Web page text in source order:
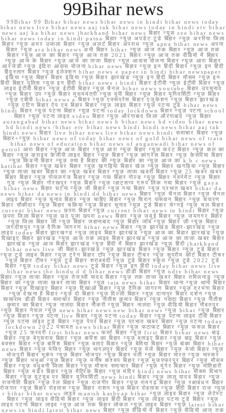
99Bihar news
99Bihar 99 Bihar bihar news bihar news in hindi bihar news today
bihar news live bihar news aaj tak bihar news today in hindi etv bihar
news aaj ka bihar news jharkhand bihar news बिहार न्यूस zee bihar news
bihar news today in hindi patna बिहार न्यूज़ अपडेट टुडे बिहार न्यूज़ अररिया जिला
बिहार न्यूज़ अमर उजाला बिहार न्यूज़ अलर्ट बिहार अपराध न्यूज़ apna bihar news अपना
बिहार न्यूज़ ara bihar news अभी बिहार bihar न्यूज़ आज तक बिहार न्यूज़ आज तक
बिहार न्यूज़ आज का बिहार न्यूज़ आज तक 2021 बिहार न्यूज़ आज तक वीडियो में बिहार
न्यूज़ आज के बिहार न्यूज़ आज का ताजा बिहार न्यूज़ आवास योजना बिहार न्यूज़ आरा बिहार
आरजेडी न्यूज़ इंदिरा आवास योजना bihar news बिहार न्यूज़ इन हिंदी बिहार न्यूज़ इन हिंदी
हिंदुस्तान बिहार न्यूज़ इलेक्शन bihar news e paper in hindi bihar newspaper
इंडिया न्यूज़ बिहार बिहार इंडिया न्यूज़ बिहार झारखंड न्यूज़ इन हिंदी बिहार मौसम न्यूज़ इन
हिंदी बिहार पुलिस न्यूज़ इन हिंदी bihar news i hindi बिहार ईटीवी न्यूज़ ईटीवी बिहार न्यूज़
लाइव ईटीवी बिहार न्यूज़ ईटीवी बिहार न्यूज़ चैनल bihar news youtube बिहार उपचुनाव
न्यूज़ बिहार उप न्यूज़ बिहार मुख्यमंत्री न्यूज़ यूपी बिहार न्यूज़ बिहार यूनिवर्सिटी न्यूज़ बिहार
न्यूज़ एबीपी bihar news a बिहार न्यूज़ एक्सप्रेस बिहार एजुकेशन न्यूज़ बिहार झारखंड
न्यूज़ एटिन बिहार ऐप एम बिहार बिहार न्यूज़ लाइव बिहार न्यूज़ पटना टुडे bihar news
hindi बिहार न्यूज़ पटना बिहार न्यूज़ पटना today lockdown बिहार न्यूज़ पटना school
बिहार न्यूज़ पटना लाइव video बिहार न्यूज़ औरंगाबाद जिला औरंगाबाद न्यूज़ बिहार
aurangabad bihar news bihar news h bihar news hd video bihar news
hd hindi news /bihar etv bihar news hindi hindi news bihar aaj tak
hindi news बिहार live bihar news live bihar news hindi समाचार बिहार न्यूज़
बिहार+न्यूज़ bihar news of today bihar news of gold bihar news of train
bihar news of education bihar news of anganwadi bihar news of
petrol आरा बिहार न्यूज़ आज बिहार न्यूज़ आरा न्यूज़ बिहार न्यूज़ करंट बिहार न्यूज़ कल का
बिहार न्यूज़ क्राइम केजीपी लाइव बिहार न्यूज़ बिहार न्यूज़ कांग्रेस बिहार न्यूज़ केसरिया बिहार
न्यूज़ किडनी बिहार न्यूज़ क्या है बिहार की न्यूज़ बिहार का न्यूज़ आज का k b c news
katihar बिहार न्यूज़ खबर बिहार न्यूज़ खगड़िया बिहार खेल न्यूज़ बिहार खगड़िया न्यूज़ बिहार
न्यूज़ ताजा खबर बिहार का न्यूज़ खबर बिहार न्यूज़ ताजा खबरी बिहार न्यूज़ 25 खबर खबर
बिहार बिहार न्यूज़ गोपालगंज बिहार न्यूज़ गया बिहार गोल्ड न्यूज़ बिहार गवर्नमेंट न्यूज़ बिहार
गुड न्यूज़ बिहार गोरखपुर न्यूज़ बिहार न्यूज़ व्हाट्सप्प ग्रुप लिंक गया बिहार न्यूज़ gaya
bihar news बिहार घटना न्यूज़ जी बिहार न्यूज़ गया बिहार न्यूज़ प्रभात खबर bihar da
news bihar da news in hindi dd bihar news बिहार न्यूज़ चैनल बिहार न्यूज़ चैनल
लाइव बिहार न्यूज़ चुनाव बिहार न्यूज़ चाहिए बिहार न्यूज़ चिराग पासवान बिहार न्यूज़ चंपारण
बिहार चौकीदार न्यूज़ बिहार चकिया न्यूज़ बिहार चुनाव न्यूज़ टुडे बिहार चेन्नई न्यूज़ चल बिहार
current bihar news छपरा बिहार न्यूज़ current bihar news in hindi बिहार न्यूज़
छपरा जिला बिहार न्यूज़ छठ पूजा छपरा news बिहार न्यूज़ जमुई बिहार न्यूज़ जयनगर बिहार
न्यूज़ जिला बिहार जी न्यूज़ बिहार जहानाबाद न्यूज़ बिहार जॉब न्यूज़ बिहार ज़ी न्यूज़ बिहार
जगदीशपुर न्यूज़ दैनिक जागरण bihar news बिहार न्यूज़ झारखंड बिहार-झारखंड न्यूज़
लाइव today बिहार झारखण्ड न्यूज़ लाइव बिहार झारखंड न्यूज़ आज का बिहार झारखंड न्यूज़
दिखाइए बिहार झारखंड न्यूज़ आज तक लाइव बिहार झारखंड न्यूज़ आज का ताजा खबर बिहार
झारखंड न्यूज़ आज बिहार झारखंड न्यूज़ हिंदी में बिहार झारखंड न्यूज़ हिंदी jharkhand
bihar news live जी बिहार-झारखंड न्यूज़ झारखंड बिहार न्यूज़ बिहार न्यूज़ टुडे बिहार
न्यूज़ टुडे लाइव बिहार न्यूज़ ट्रेन बिहार टॉप न्यूज़ बिहार टीचर न्यूज़ सुप्रीम कोर्ट बिहार टीचर
न्यूज़ बिहार टीचर न्यूज़ टुडे बिहार शराबबंदी न्यूज़ टुडे बिहार स्कूल न्यूज़ टुडे 2022 टुडे
बिहार न्यूज़ today bihar news टुडे बिहार न्यूज़ इन हिंदी today bihar news live
bihar news the hindu d d bihar news डीडी बिहार न्यूज़ ndtv bihar news
बिहार न्यूज़ ताजा बिहार न्यूज़ तेजस्वी यादव बिहार न्यूज़ तक ताजा खबर बिहार तमिलनाडु न्यूज़
बिहार का न्यूज़ ताजा खबर ताजा बिहार न्यूज़ taja news bihar बिहार थाना न्यूज़ थाना बिहार
बिहार न्यूज़ दिखाइए बिहार न्यूज़ दिखाओ बिहार न्यूज़ दैनिक जागरण बिहार न्यूज़ दरभंगा बिहार
न्यूज़ देखना है बिहार न्यूज़ दो बिहार न्यूज़ दिल्ली बिहार न्यूज़ दानापुर बिहार दर्शन न्यूज़
सासाराम डीडी बिहार समाचार बिहार न्यूज़ नीतीश कुमार बिहार न्यूज़ नवादा बिहार न्यूज़ नीतीश
कुमार का बिहार न्यूज़ नालंदा बिहार नौकरी न्यूज़ बिहार नालंदा न्यूज़ वीडियो बिहार नौबतपुर
न्यूज़ बिहार नेपाल न्यूज़ news bihar news new bihar news न्यूज़ bihar न्यूज़ बिहार
न्यूज़ बिहार न्यूज़ पटना live बिहार न्यूज़ पटना today बिहार न्यूज़ पटना लाइव टीवी बिहार
न्यूज़ पटना लाइव टुडे बिहार न्यूज़ पेपर बिहार न्यूज़ प्रभात खबर बिहार न्यूज़ पटना today
lockdown 2022 पंचायत news bihar बिहार न्यूज़ फटाफट बिहार न्यूज़ फसल बिहार
न्यूज़ 25 फरवरी first bihar news फर्स्ट बिहार न्यूज़ first बिहार bihar news बाढ़
बिहार न्यूज़ बेगूसराय बिहार न्यूज़ बारिश का बिहार न्यूज़ बताइए बिहार न्यूज़ बाढ़ बिहार न्यूज़
बक्सर बिहार न्यूज़ बारिश बिहार न्यूज़ बताएं बिहार न्यूज़ बेतिया बिहार न्यूज़ बांका बिहार bihar
news बिहार न्यूज़ भेजिए बिहार न्यूज़ भागलपुर बिहार न्यूज़ भेजें बिहार न्यूज़ भेजो बिहार न्यूज़
भोजपुरी बिहार भूकंप न्यूज़ बिहार भोजपुर न्यूज़ बिहार भर्ती न्यूज़ बिहार भारत न्यूज़ भास्कर
न्यूज़ बिहार भभुआ न्यूज़ बिहार न्यूज़ मनीष कश्यप बिहार न्यूज़ मुजफ्फरपुर बिहार न्यूज़ मौसम
बिहार न्यूज़ मधुबनी जिला बिहार न्यूज़ मौसम समाचार बिहार न्यूज़ मुंगेर बिहार न्यूज़ मोतिहारी
बिहार न्यूज़ मर्डर बिहार न्यूज़ मैट्रिक बिहार न्यूज़ मंदिर hindi news bihar मौसम विभाग
बिहार न्यूज़ यूट्यूब पर बिहार यूनिवर्सिटी news hindi बिहार न्यूज़ लालू यादव बिहार न्यूज़
राजनीति बिहार न्यूज़ रेल बिहार न्यूज़ राजगीर बिहार न्यूज़ रामगढ़ बिहार न्यूज़ रक्षाबंधन बिहार
रोजगार न्यूज़ बिहार रोहतास न्यूज़ बिहार राशन न्यूज़ बिहार रोहतास न्यूज़ हिंदी बिहार राज न्यूज़
r bihar bihar news लाइव manish kashyap bihar न्यूज़ लाइव बिहार न्यूज़ लेटेस्ट
बिहार न्यूज़ लाइव वीडियो बिहार न्यूज़ लाइव हिंदी बिहार न्यूज़ लाइव पटना टुडे बिहार न्यूज़
लाइव पटना बिहार लाइव न्यूज़ आज तक बिहार लोकल न्यूज़ लाइव बिहार न्यूज़ latest bihar
news in hindi latest bihar news बिहार न्यूज़ वीडियो में बिहार न्यूज़ वीडियो आज तक